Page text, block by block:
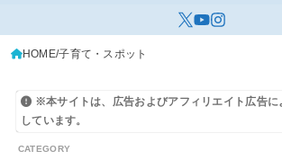
HOME 子育て・スポット
※本サイトは、広告およびアフィリエイト広告に
しています。